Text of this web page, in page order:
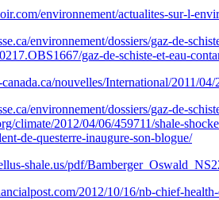
environnement/actualites-sur-l-
environnement/dossiers/gaz-de-
gaz-de-schiste-et-eau-
nouvelles/International/2011/
environnement/dossiers/gaz-de-
climate/2012/04/06/459711/shale-
de-questerre-inaugure-son-blogue/
shale.us/pdf/
2012/10/16/nb-chief-